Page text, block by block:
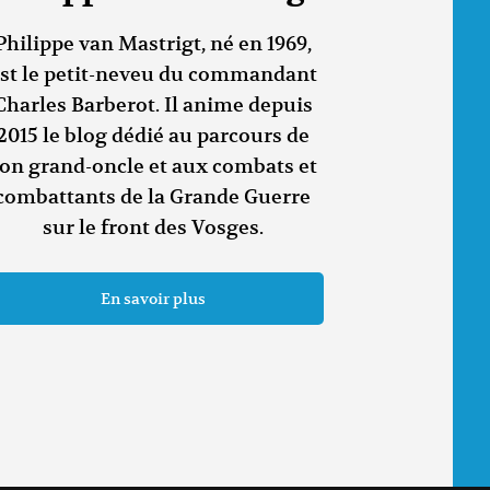
van Mastrigt, né en 1969,
le petit-neveu du commandant
Barberot. Il anime depuis
le blog dédié au parcours de
grand-oncle et aux combats et
de la Grande Guerre
sur le front des Vosges.
En savoir plus